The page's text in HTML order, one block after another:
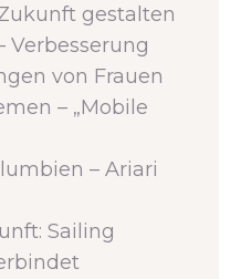
gestalten
Verbesserung
von Frauen
– „Mobile
– Ariari
Sailing